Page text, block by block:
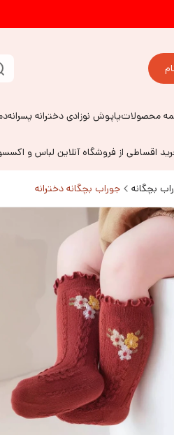
محصولاتپاپوش نوزادی دخترانه پسرانه
اقساطی از فروشگاه آنلاین لباس و
بچگانه جوراب بچگانه دخترانه